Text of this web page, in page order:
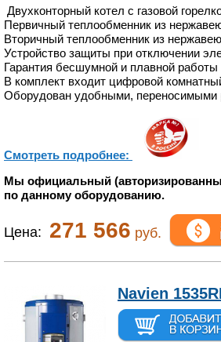
Двухконторный котел с газовой
Первичный теплообменник из
Вторичный теплообменник из
Устройство защиты при отключении
Гарантия бесшумной и плавной работы
В комплект входит цифровой
Оборудован удобными, переносимыми
Смотреть подробнее:
Мы официальный
по данному оборудованию.
Цена: 271 566 руб.
Navien